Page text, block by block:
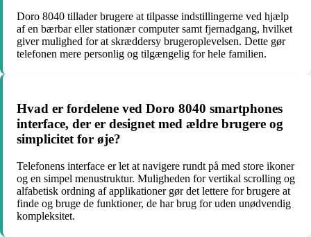
Doro 8040 tillader brugere at tilpasse indstillingerne ved hjælp
af en bærbar eller stationær computer samt fjernadgang, hvilket
giver mulighed for at skræddersy brugeroplevelsen. Dette gør
telefonen mere personlig og tilgængelig for hele familien.
Hvad er fordelene ved Doro 8040 smartphones
interface, der er designet med ældre brugere og
simplicitet for øje?
Telefonens interface er let at navigere rundt på med store ikoner
og en simpel menustruktur. Muligheden for vertikal scrolling og
alfabetisk ordning af applikationer gør det lettere for brugere at
finde og bruge de funktioner, de har brug for uden unødvendig
kompleksitet.